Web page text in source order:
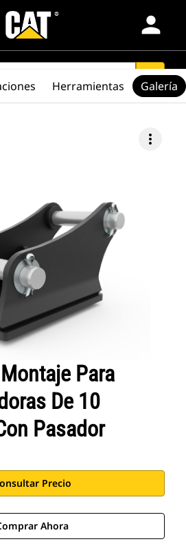
person
search
more_vert
Para
De 10
Pasador
Precio
Ahora
Herramientas Galería